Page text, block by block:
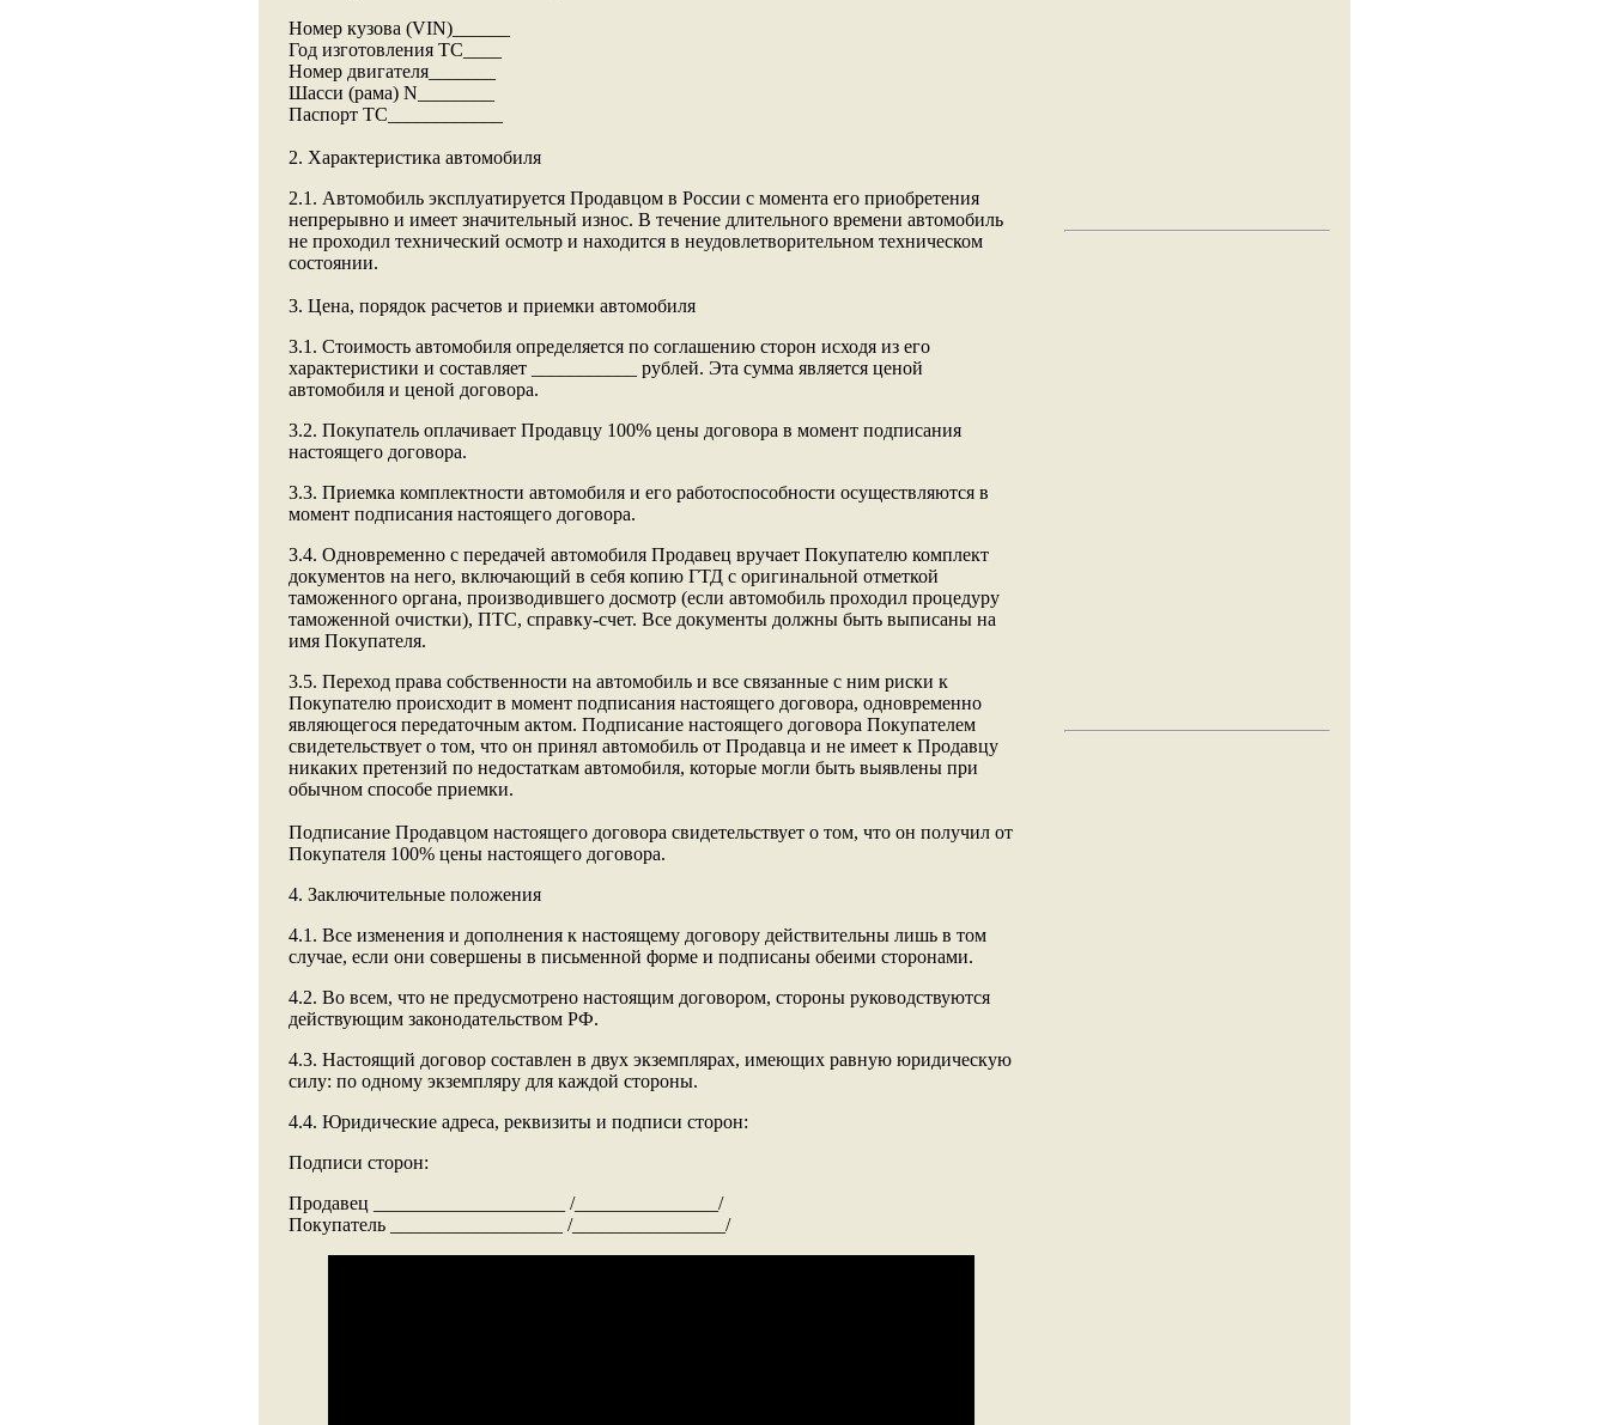
Номер кузова (VIN)______
Год изготовления ТС____
Номер двигателя_______
Шасси (рама) N________
Паспорт ТС____________
2. Характеристика автомобиля
2.1. Автомобиль эксплуатируется Продавцом в России с момента его приобретения
непрерывно и имеет значительный износ. В течение длительного времени автомобиль
не проходил технический осмотр и находится в неудовлетворительном техническом
состоянии.
3. Цена, порядок расчетов и приемки автомобиля
3.1. Стоимость автомобиля определяется по соглашению сторон исходя из его
характеристики и составляет ___________ рублей. Эта сумма является ценой
автомобиля и ценой договора.
3.2. Покупатель оплачивает Продавцу 100% цены договора в момент подписания
настоящего договора.
3.3. Приемка комплектности автомобиля и его работоспособности осуществляются в
момент подписания настоящего договора.
3.4. Одновременно с передачей автомобиля Продавец вручает Покупателю комплект
документов на него, включающий в себя копию ГТД с оригинальной отметкой
таможенного органа, производившего досмотр (если автомобиль проходил процедуру
таможенной очистки), ПТС, справку-счет. Все документы должны быть выписаны на
имя Покупателя.
3.5. Переход права собственности на автомобиль и все связанные с ним риски к
Покупателю происходит в момент подписания настоящего договора, одновременно
являющегося передаточным актом. Подписание настоящего договора Покупателем
свидетельствует о том, что он принял автомобиль от Продавца и не имеет к Продавцу
никаких претензий по недостаткам автомобиля, которые могли быть выявлены при
обычном способе приемки.
Подписание Продавцом настоящего договора свидетельствует о том, что он получил от
Покупателя 100% цены настоящего договора.
4. Заключительные положения
4.1. Все изменения и дополнения к настоящему договору действительны лишь в том
случае, если они совершены в письменной форме и подписаны обеими сторонами.
4.2. Во всем, что не предусмотрено настоящим договором, стороны руководствуются
действующим законодательством РФ.
4.3. Настоящий договор составлен в двух экземплярах, имеющих равную юридическую
силу: по одному экземпляру для каждой стороны.
4.4. Юридические адреса, реквизиты и подписи сторон:
Подписи сторон:
Продавец ____________________ /_______________/
Покупатель __________________ /________________/